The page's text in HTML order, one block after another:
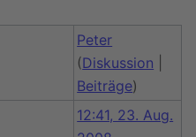
Peter
(Diskussion
Beiträge)
12:41, 23. Aug.